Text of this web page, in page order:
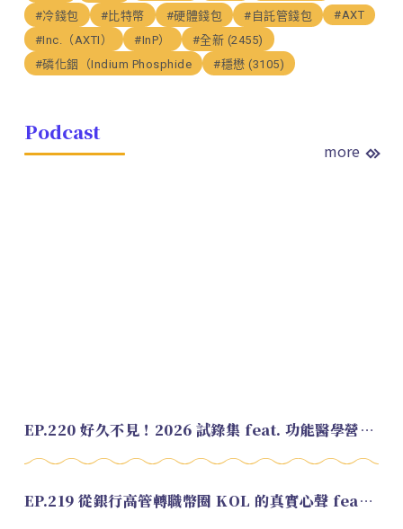
#冷錢包
#比特幣 #硬體錢包 #自託管錢包
#AXT
#Inc.（AXTI）
#InP）
#全新 (2455)
#磷化銦（Indium Phosphide
#穩懋 (3105)
Podcast
more
EP.220 好久不見！2026 試錄集 feat. 功能醫學營養師 美寶
EP.219 從銀行高管轉職幣圈 KOL 的真實心聲 feat.龜大